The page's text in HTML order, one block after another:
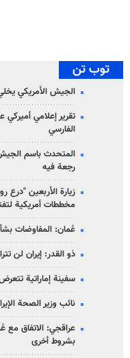
توب تن
الجيش الأمريكي
تقرير إعلامي
الفارسي
المتحدث باسم
رجعة فيه
زيارة الأربعين
مخططات أمريكية
عُمان: المفاوضات
ذو القدر: إيران لن
سفينة إماراتية
نائب وزير الصحة
عراقجي: الاتفاق
بشروط أخرى